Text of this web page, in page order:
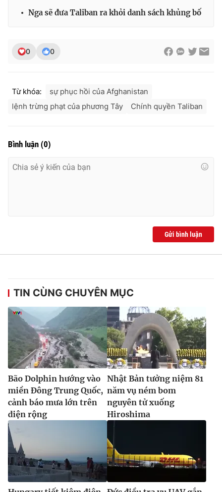
Nga sẽ đưa Taliban ra khỏi danh sách khủng bố
0 0
Từ khóa:
sự phục hồi của Afghanistan
lệnh trừng phạt của phương Tây
Chính quyền Taliban
Bình luận (0)
Gửi bình luận
TIN CÙNG CHUYÊN MỤC
Bão Dolphin hướng vào
miền Đông Trung Quốc,
cảnh báo mưa lớn trên
diện rộng
Nhật Bản tưởng niệm 81
năm vụ ném bom
nguyên tử xuống
Hiroshima